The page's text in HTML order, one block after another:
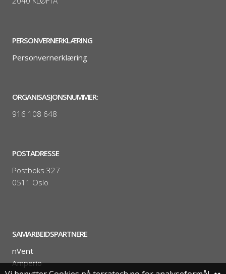
PERSONVERNERKLÆRING
Personvernerklæring
ORGANISASJONSNUMMER:
916 108 648
POSTADRESSE
Postboks 327
0511 Oslo
SAMARBEIDSPARTNERE
nVent
Amperio